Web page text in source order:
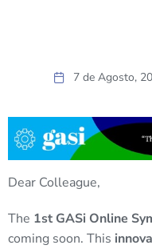
7 de Agosto,
Dear Colleague,
The 1st GASi Online
coming soon. This